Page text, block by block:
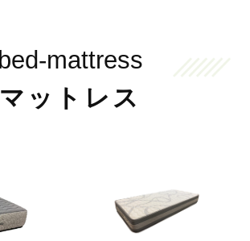
bed-mattress
マットレス